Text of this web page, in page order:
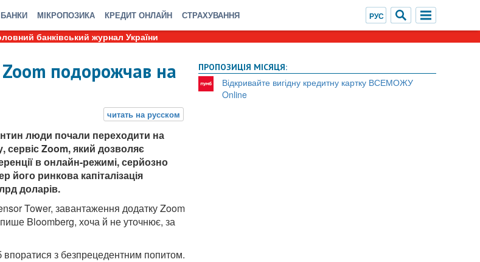
БАНКИ МІКРОПОЗИКА КРЕДИТ ОНЛАЙН СТРАХУВАННЯ
банківський журнал України
подорожчав на
люди почали переходити на
сервіс Zoom, який дозволяє
в онлайн-режимі, серйозно
його ринкова капіталізація
доларів.
Tower, завантаження додатку Zoom
Bloomberg, хоча й не уточнює, за
впоратися з безпрецедентним попитом.
ПРОПОЗИЦІЯ МІСЯЦЯ:
Відкривайте вигідну кредитну картку ВСЕМОЖУ
Online